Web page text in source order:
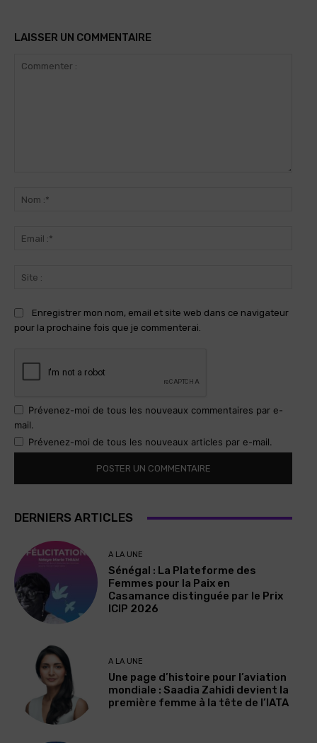
LAISSER UN COMMENTAIRE
Enregistrer mon nom, email et site web dans ce navigateur
pour la prochaine fois que je commenterai.
Prévenez-moi de tous les nouveaux commentaires par e-
mail.
Prévenez-moi de tous les nouveaux articles par e-mail.
DERNIERS ARTICLES
A LA UNE
Sénégal : La Plateforme des
Femmes pour la Paix en
Casamance distinguée par le Prix
ICIP 2026
A LA UNE
Une page d’histoire pour l’aviation
mondiale : Saadia Zahidi devient la
première femme à la tête de l’IATA